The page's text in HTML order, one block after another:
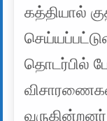
கத்தியால்
தொடர்பில்
வருகின்றனர்